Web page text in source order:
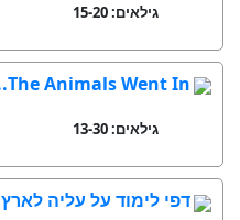
גילאים: 15-20
The Animals Went In...
גילאים: 13-30
דפי לימוד על עליה לארץ